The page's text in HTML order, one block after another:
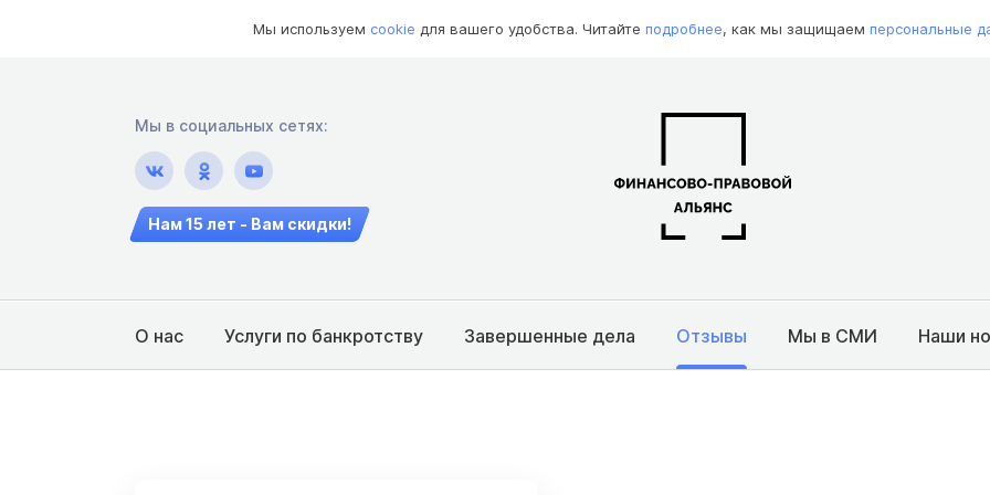
Мы используем cookie для вашего удобства. Читайте подробнее, как мы защищаем персональные
Мы в социальных сетях:
Нам 15 лет - Вам скидки!
О нас Услуги по банкротству Завершенные дела Отзывы Мы в СМИ Наши